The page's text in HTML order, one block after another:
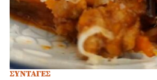
ΣΥΝΤΑΓΕΣ